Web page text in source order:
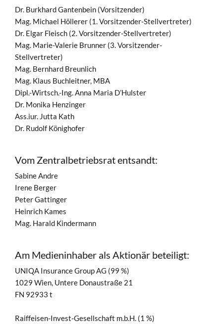
Dr. Burkhard Gantenbein (Vorsitzender)
Mag. Michael Höllerer (1. Vorsitzender-Stellvertreter)
Dr. Elgar Fleisch (2. Vorsitzender-Stellvertreter)
Mag. Marie-Valerie Brunner (3. Vorsitzender-
Stellvertreter)
Mag. Bernhard Breunlich
Mag. Klaus Buchleitner, MBA
Dipl.-Wirtsch.-Ing. Anna Maria D’Hulster
Dr. Monika Henzinger
Ass.iur. Jutta Kath
Dr. Rudolf Könighofer
Vom Zentralbetriebsrat entsandt:
Sabine Andre
Irene Berger
Peter Gattinger
Heinrich Kames
Mag. Harald Kindermann
Am Medieninhaber als Aktionär beteiligt:
UNIQA Insurance Group AG (99 %)
1029 Wien, Untere Donaustraße 21
FN 92933 t
Raiffeisen-Invest-Gesellschaft m.b.H. (1 %)